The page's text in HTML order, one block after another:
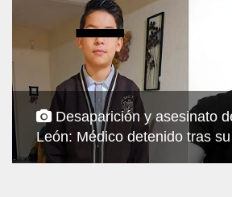
Desaparición y asesinato
León: Médico detenido tras